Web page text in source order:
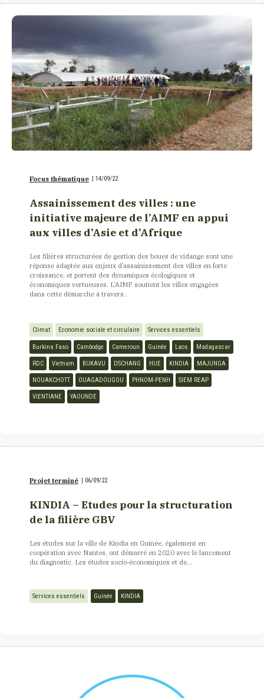
Focus thématique 14/09/22
Assainissement des villes : une
initiative majeure de l’AIMF en appui
aux villes d’Asie et d’Afrique
Les filières structurées de gestion des boues de vidange sont une
réponse adaptée aux enjeux d’assainissement des villes en forte
croissance, et portent des dynamiques écologiques et
économiques vertueuses. L’AIMF soutient les villes engagées
dans cette démarche à travers...
Climat Economie sociale et circulaire Services essentiels
Burkina Faso Cambodge Cameroun Guinée Laos Madagascar
RDC Vietnam BUKAVU DSCHANG HUE KINDIA MAJUNGA
NOUAKCHOTT OUAGADOUGOU PHNOM-PENH SIEM REAP
VIENTIANE YAOUNDE
Projet terminé | 06/09/22
KINDIA – Etudes pour la structuration
de la filière GBV
Les études sur la ville de Kindia en Guinée, également en
coopération avec Nantes, ont démarré en 2020 avec le lancement
du diagnostic. Les études socio-économiques et de...
Services essentiels Guinée KINDIA